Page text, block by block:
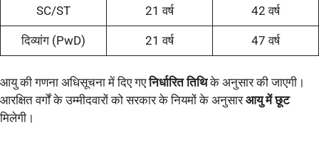
SC/ST 21 वर्ष 42 वर्ष
दिव्यांग (PwD) 21 वर्ष 47 वर्ष
आयु की गणना अधिसूचना में दिए गएनिर्धारित तिथिके अनुसार की जाएगी।
आरक्षित वर्गों के उम्मीदवारों को सरकार के नियमों के अनुसारआयु में छूट
मिलेगी।